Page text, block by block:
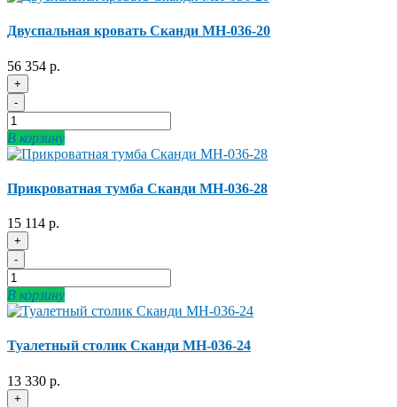
Двуспальная кровать Сканди МН-036-20
56 354 р.
+
-
В корзину
Прикроватная тумба Сканди МН-036-28
15 114 р.
+
-
В корзину
Туалетный столик Сканди МН-036-24
13 330 р.
+